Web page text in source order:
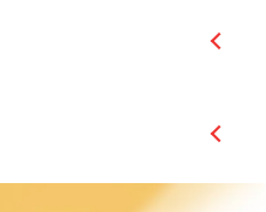
，蛋白質可幫助肌肉生
維持消化道機能。